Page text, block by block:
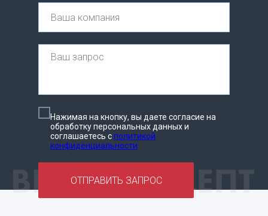
Нажимая на кнопку, вы даете согласие на
обработку персональных данных и
соглашаетесь cполитикой
конфиденциальности
ОТПРАВИТЬ ЗАПРОС